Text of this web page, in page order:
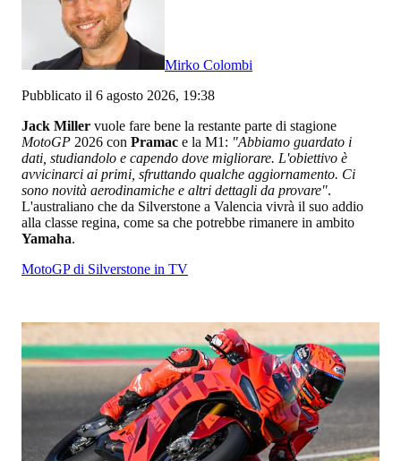
Mirko Colombi
Pubblicato il 6 agosto 2026, 19:38
Jack Miller vuole fare bene la restante parte di stagione
MotoGP 2026 con Pramac e la M1: "Abbiamo guardato i
dati, studiandolo e capendo dove migliorare. L'obiettivo è
avvicinarci ai primi, sfruttando qualche aggiornamento. Ci
sono novità aerodinamiche e altri dettagli da provare".
L'australiano che da Silverstone a Valencia vivrà il suo addio
alla classe regina, come sa che potrebbe rimanere in ambito
Yamaha.
MotoGP di Silverstone in TV